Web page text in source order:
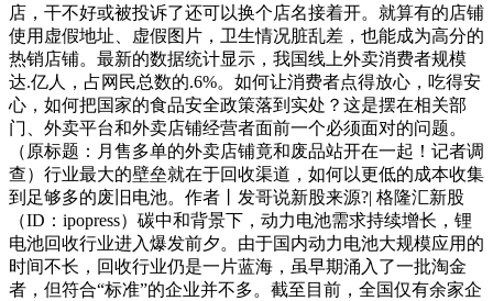
店，干不好或被投诉了还可以换个店名接着开。就算有的店铺
使用虚假地址、虚假图片，卫生情况脏乱差，也能成为高分的
热销店铺。最新的数据统计显示，我国线上外卖消费者规模
达.亿人，占网民总数的.6%。如何让消费者点得放心，吃得安
心，如何把国家的食品安全政策落到实处？这是摆在相关部
门、外卖平台和外卖店铺经营者面前一个必须面对的问题。
（原标题：月售多单的外卖店铺竟和废品站开在一起！记者调
查）行业最大的壁垒就在于回收渠道，如何以更低的成本收集
到足够多的废旧电池。作者丨发哥说新股来源?| 格隆汇新股
（ID：ipopress）碳中和背景下，动力电池需求持续增长，锂
电池回收行业进入爆发前夕。由于国内动力电池大规模应用的
时间不长，回收行业仍是一片蓝海，虽早期涌入了一批淘金
者，但符合“标准”的企业并不多。截至目前，全国仅有余家企